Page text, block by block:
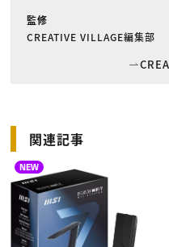
監修
CREATIVE VILLAGE編集部
関連記事
NEW